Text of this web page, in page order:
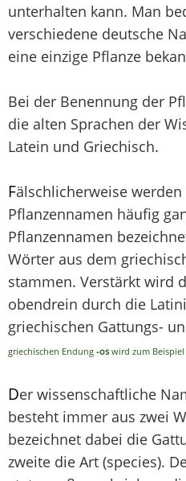
unterhalten kann. Man
verschiedene deutsche
eine einzige Pflanze
Bei der Benennung der
die alten Sprachen der
Latein und Griechisch.
Fälschlicherweise
Pflanzennamen häufig
Pflanzennamen
Wörter aus dem
stammen. Verstärkt wird
obendrein durch die
griechischen Gattungs-
griechischen Endung -os wird zum
Der wissenschaftliche
besteht immer aus zwei
bezeichnet dabei die
zweite die Art (species).